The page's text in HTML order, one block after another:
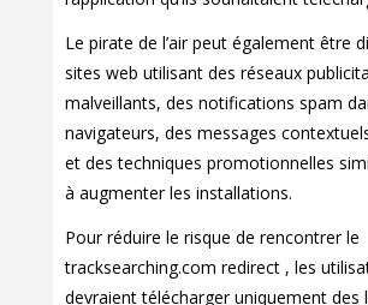
Le pirate de l’air peut également être
sites web utilisant des réseaux
malveillants, des notifications spam
navigateurs, des messages
et des techniques promotionnelles
à augmenter les installations.
Pour réduire le risque de rencontrer le
tracksearching.com redirect , les
devraient télécharger uniquement des